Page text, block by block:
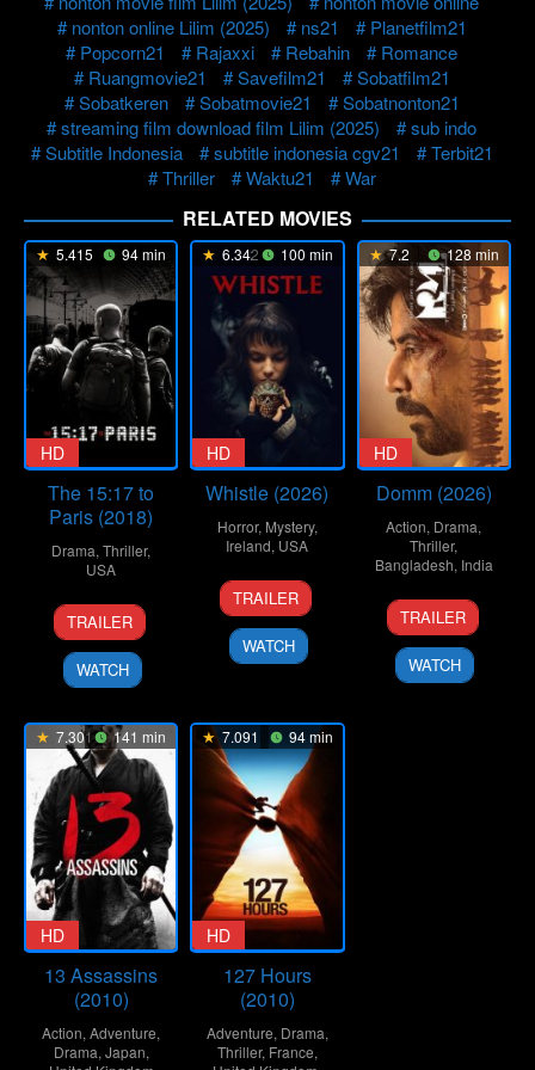
nonton online Lilim (2025)
ns21
Planetfilm21
Popcorn21
Rajaxxi Rebahin
Romance
Ruangmovie21
Savefilm21
Sobatfilm21
Sobatkeren
Sobatmovie21
Sobatnonton21
streaming film download film Lilim (2025)
sub indo
Subtitle Indonesia
subtitle indonesia cgv21
Terbit21
Thriller
Waktu21 War
RELATED MOVIES
5.415 94 min
HD
The 15:17 to
Paris (2018)
Drama,Thriller,
USA
7
Feb
2018
Clint
Eastwood
TRAILER
WATCH
6.342 100 min
HD
Whistle (2026)
Horror, Mystery,
Ireland, USA
20
Jan
2026
Corin
Hardy
TRAILER
WATCH
7.2 128 min
HD
Domm (2026)
Action, Drama,
Thriller,
Bangladesh, India
21
Mar
2026
Redoan
Rony
TRAILER
WATCH
7.301 141 min
HD
13 Assassins
(2010)
Action,Adventure,
Drama, Japan,
7.091 94 min
HD
127 Hours
(2010)
Adventure, Drama,
Thriller, France,